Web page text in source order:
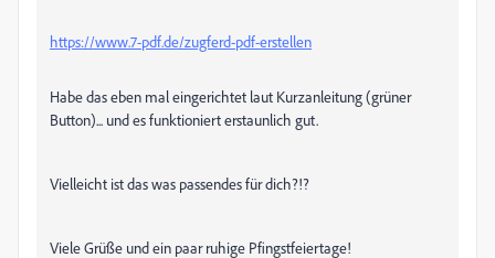
https://www.7-pdf.de/zugferd-pdf-erstellen
Habe das eben mal eingerichtet laut Kurzanleitung (grüner
Button)... und es funktioniert erstaunlich gut.
Vielleicht ist das was passendes für dich?!?
Viele Grüße und ein paar ruhige Pfingstfeiertage!